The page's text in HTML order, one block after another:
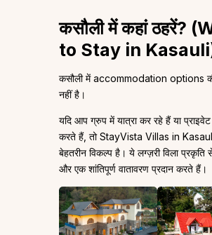
कसौली में कहां ठहरें?
to Stay in
कसौली में accommodation options
नहीं है।
यदि आप ग्रुप में यात्रा कर रहे हैं या
करते हैं, तो StayVista Villas in
बेहतरीन विकल्प है। ये लग्ज़री विला प्रकृति
और एक शांतिपूर्ण वातावरण प्रदान करते हैं।